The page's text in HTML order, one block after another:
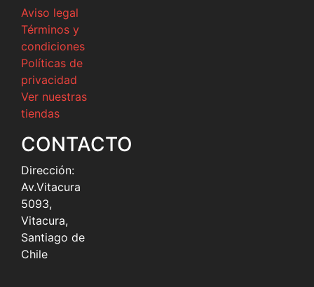
Aviso legal
Términos y
condiciones
Políticas de
privacidad
Ver nuestras
tiendas
CONTACTO
Dirección:
Av.Vitacura
5093,
Vitacura,
Santiago de
Chile